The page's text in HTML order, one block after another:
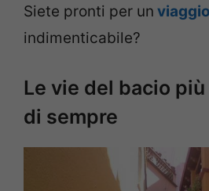
Siete pronti per un viaggio
indimenticabile?
Le vie del bacio
di sempre